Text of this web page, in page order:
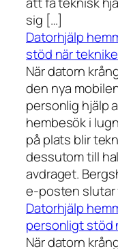
sig […]
Datorhjälp
stöd när
När datorn
den nya
personlig hjälp
hembesök i
på plats blir
dessutom till
avdraget.
e-posten slutar
Datorhjälp
personligt stöd
När datorn